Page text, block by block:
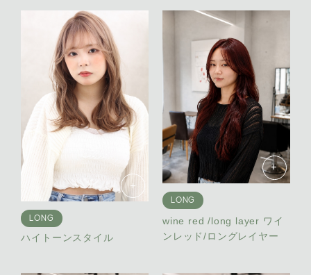
+
LONG
ハイトーンスタイル
+
LONG
wine red /long layer ワイ
ンレッド/ロングレイヤー